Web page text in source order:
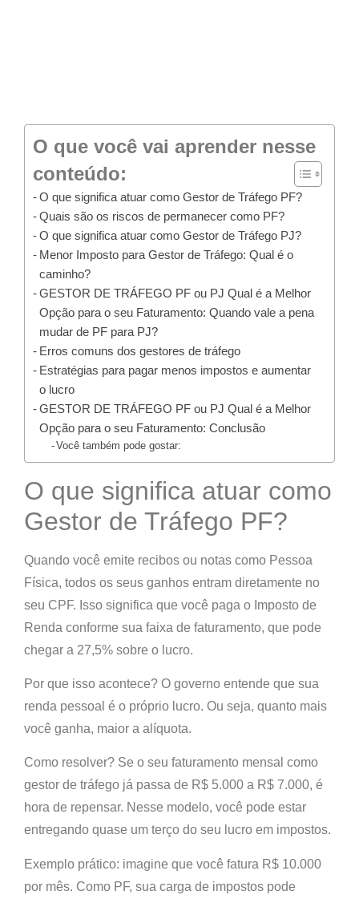
O que você vai aprender nesse
conteúdo:
O que significa atuar como Gestor de Tráfego PF?
Quais são os riscos de permanecer como PF?
O que significa atuar como Gestor de Tráfego PJ?
Menor Imposto para Gestor de Tráfego: Qual é o
caminho?
GESTOR DE TRÁFEGO PF ou PJ Qual é a Melhor
Opção para o seu Faturamento: Quando vale a pena
mudar de PF para PJ?
Erros comuns dos gestores de tráfego
Estratégias para pagar menos impostos e aumentar
o lucro
GESTOR DE TRÁFEGO PF ou PJ Qual é a Melhor
Opção para o seu Faturamento: Conclusão
Você também pode gostar:
O que significa atuar como
Gestor de Tráfego PF?
Quando você emite recibos ou notas como Pessoa
Física, todos os seus ganhos entram diretamente no
seu CPF. Isso significa que você paga o Imposto de
Renda conforme sua faixa de faturamento, que pode
chegar a 27,5% sobre o lucro.
Por que isso acontece? O governo entende que sua
renda pessoal é o próprio lucro. Ou seja, quanto mais
você ganha, maior a alíquota.
Como resolver? Se o seu faturamento mensal como
gestor de tráfego já passa de R$ 5.000 a R$ 7.000, é
hora de repensar. Nesse modelo, você pode estar
entregando quase um terço do seu lucro em impostos.
Exemplo prático: imagine que você fatura R$ 10.000
por mês. Como PF, sua carga de impostos pode